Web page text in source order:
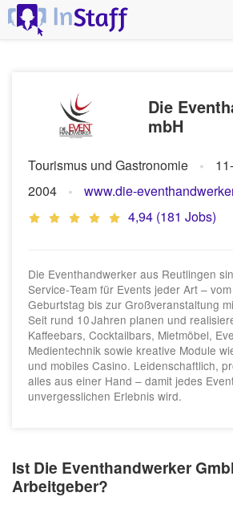
Die
mbH
Tourismus und Gastronomie
2004
www.die-
4,94 (181 Jobs)
Die Eventhandwerker aus Reutlingen
Service‐Team für Events jeder Art –
Geburtstag bis zur Großveranstaltung
Seit rund 10 Jahren planen und
Kaffeebars, Cocktailbars, Mietmöbel,
Medientechnik sowie kreative Module
und mobiles Casino. Leidenschaftlich,
alles aus einer Hand – damit jedes
unvergesslichen Erlebnis wird.
Ist Die Eventhandwerker
Arbeitgeber?